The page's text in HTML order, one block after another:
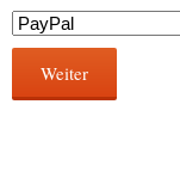
Weiter